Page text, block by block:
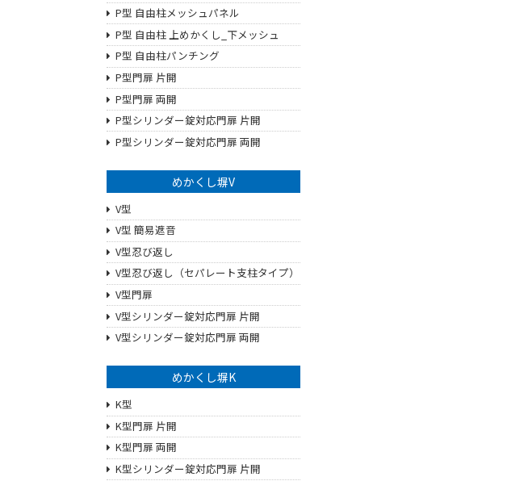
P型 自由柱メッシュパネル
P型 自由柱 上めかくし_下メッシュ
P型 自由柱パンチング
P型門扉 片開
P型門扉 両開
P型シリンダー錠対応門扉 片開
P型シリンダー錠対応門扉 両開
めかくし塀V
V型
V型 簡易遮音
V型忍び返し
V型忍び返し（セパレート支柱タイプ）
V型門扉
V型シリンダー錠対応門扉 片開
V型シリンダー錠対応門扉 両開
めかくし塀K
K型
K型門扉 片開
K型門扉 両開
K型シリンダー錠対応門扉 片開